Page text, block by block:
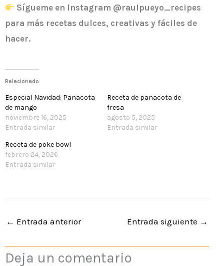
Sígueme en Instagram @raulpueyo_recipes
para más recetas dulces, creativas y fáciles de
hacer.
Relacionado
Especial Navidad: Panacota
de mango
noviembre 16, 2025
Entrada similar
Receta de panacota de
fresa
agosto 5, 2025
Entrada similar
Receta de poke bowl
febrero 24, 2026
Entrada similar
← Entrada anterior Entrada siguiente →
Deja un comentario